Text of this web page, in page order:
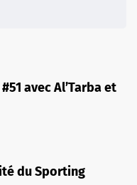
avec Al’Tarba et
du Sporting